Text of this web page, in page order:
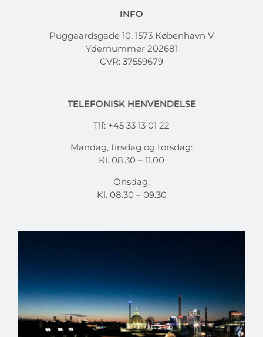
INFO
Puggaardsgade 10, 1573 København V
Ydernummer 202681
CVR: 37559679
TELEFONISK HENVENDELSE
Tlf: +45 33 13 01 22
Mandag, tirsdag og torsdag:
Kl. 08.30 – 11.00
Onsdag:
Kl. 08.30 – 09.30